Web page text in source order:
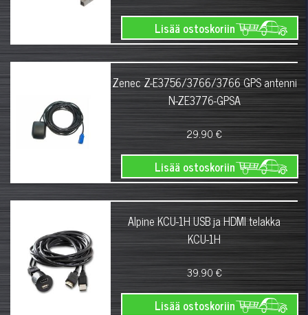
Lisää ostoskoriin
Zenec Z-E3756/3766/3766 GPS antenni
N-ZE3776-GPSA
29.90 €
Lisää ostoskoriin
Alpine KCU-1H USB ja HDMI telakka
KCU-1H
39.90 €
Lisää ostoskoriin